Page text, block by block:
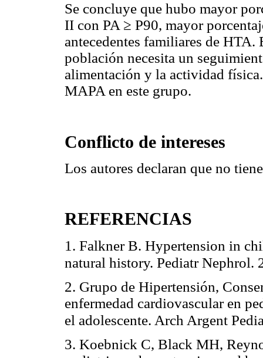
Se concluye que hubo mayor
II con PA ≥ P90, mayor
antecedentes familiares de HTA.
población necesita un
alimentación y la actividad
MAPA en este grupo.
Conflicto de intereses
Los autores declaran que no
REFERENCIAS
1. Falkner B. Hypertension in
natural history. Pediatr Nephrol.
2. Grupo de Hipertensión,
enfermedad cardiovascular en
el adolescente. Arch Argent
3. Koebnick C, Black MH,